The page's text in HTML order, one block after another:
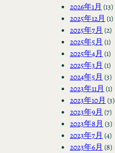
2026年1月 (13)
2025年12月 (1)
2025年7月 (2)
2025年5月 (1)
2025年4月 (1)
2025年3月 (1)
2024年5月 (3)
2023年11月 (1)
2023年10月 (3)
2023年9月 (7)
2023年8月 (3)
2023年7月 (4)
2023年6月 (8)